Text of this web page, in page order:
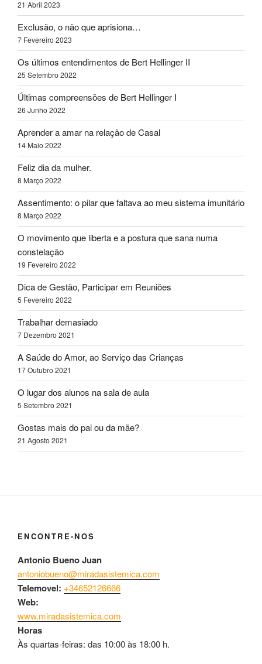
21 Abril 2023
Exclusão, o não que aprisiona…
7 Fevereiro 2023
Os últimos entendimentos de Bert Hellinger II
25 Setembro 2022
Últimas compreensões de Bert Hellinger I
26 Junho 2022
Aprender a amar na relação de Casal
14 Maio 2022
Feliz dia da mulher.
8 Março 2022
Assentimento: o pilar que faltava ao meu sistema imunitário
8 Março 2022
O movimento que liberta e a postura que sana numa
constelação
19 Fevereiro 2022
Dica de Gestão, Participar em Reuniões
5 Fevereiro 2022
Trabalhar demasiado
7 Dezembro 2021
A Saúde do Amor, ao Serviço das Crianças
17 Outubro 2021
O lugar dos alunos na sala de aula
5 Setembro 2021
Gostas mais do pai ou da mãe?
21 Agosto 2021
ENCONTRE-NOS
Antonio Bueno Juan
antoniobueno@miradasistemica.com
Telemovel: +34652126666
Web:
www.miradasistemica.com
Horas
Às quartas-feiras: das 10:00 às 18:00 h.